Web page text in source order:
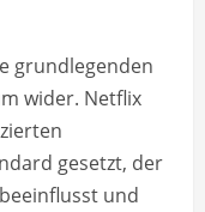
grundlegenden
wider. Netflix
gesetzt, der
und